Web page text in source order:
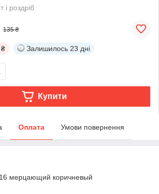
і роздріб
135 ₴
Залишилось 23 дні
Купити
Оплата Умови повернення
мерцающий коричневый